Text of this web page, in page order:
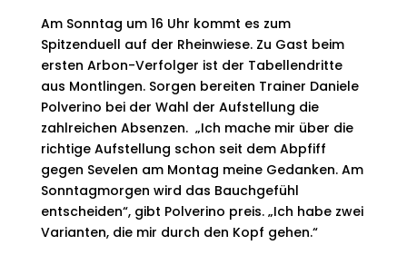
Am Sonntag um 16 Uhr kommt es zum
Spitzenduell auf der Rheinwiese. Zu Gast beim
ersten Arbon-Verfolger ist der Tabellendritte
aus Montlingen. Sorgen bereiten Trainer Daniele
Polverino bei der Wahl der Aufstellung die
zahlreichen Absenzen. „Ich mache mir über die
richtige Aufstellung schon seit dem Abpfiff
gegen Sevelen am Montag meine Gedanken. Am
Sonntagmorgen wird das Bauchgefühl
entscheiden“, gibt Polverino preis. „Ich habe zwei
Varianten, die mir durch den Kopf gehen.“